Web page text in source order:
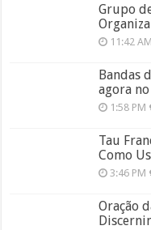
Grupo
11:42 AM
Bandas
agora
1:58 PM
Tau
Como
3:46 PM
Oração